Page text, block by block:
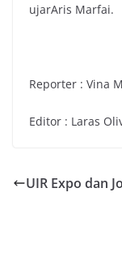
ujarAris Marfai.
Reporter : Vina
Editor : Laras
UIR Expo dan